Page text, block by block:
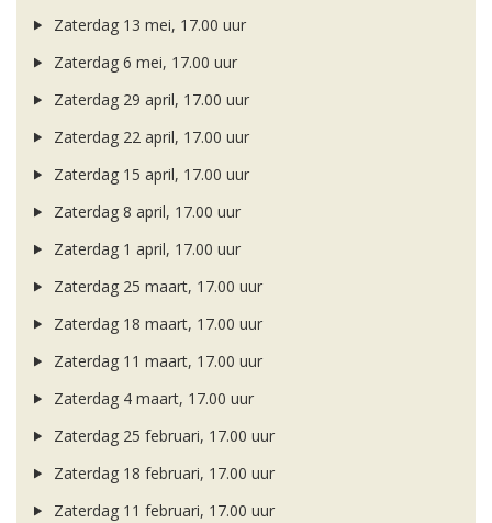
Zaterdag 13 mei, 17.00 uur
Zaterdag 6 mei, 17.00 uur
Zaterdag 29 april, 17.00 uur
Zaterdag 22 april, 17.00 uur
Zaterdag 15 april, 17.00 uur
Zaterdag 8 april, 17.00 uur
Zaterdag 1 april, 17.00 uur
Zaterdag 25 maart, 17.00 uur
Zaterdag 18 maart, 17.00 uur
Zaterdag 11 maart, 17.00 uur
Zaterdag 4 maart, 17.00 uur
Zaterdag 25 februari, 17.00 uur
Zaterdag 18 februari, 17.00 uur
Zaterdag 11 februari, 17.00 uur